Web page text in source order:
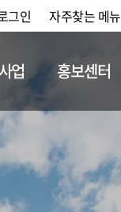
그인 자주찾는 메뉴
업 홍보센터